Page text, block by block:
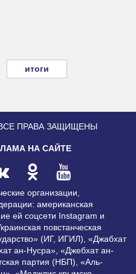
итоги
ПРАВА ЗАЩИЩЕНЫ
НА САЙТЕ
организации,
американская
ей соцсети Instagram и
повстанческая
(ИГ, ИГИЛ), «Джабхат
ан-Нусра», «Джебхат ан-
партия (НБП), «Аль-